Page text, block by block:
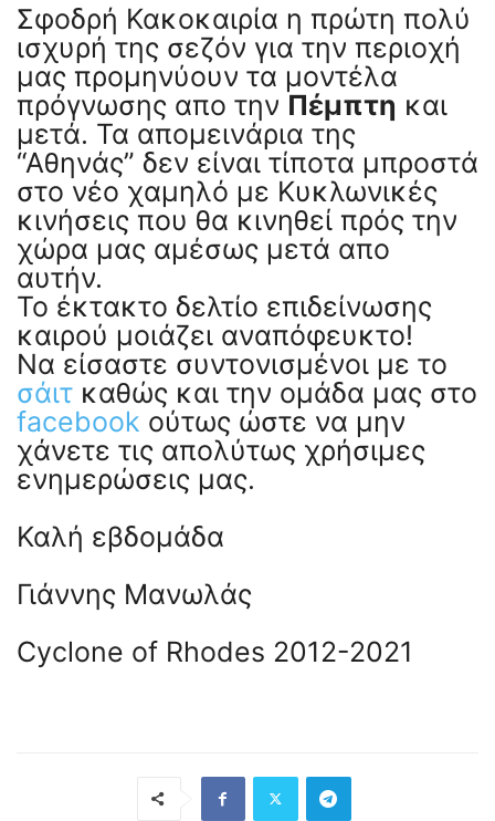
Σφοδρή Κακοκαιρία η πρώτη πολύ
ισχυρή της σεζόν για την περιοχή
μας προμηνύουν τα μοντέλα
πρόγνωσης απο την Πέμπτη και
μετά. Τα απομεινάρια της
“Αθηνάς” δεν είναι τίποτα μπροστά
στο νέο χαμηλό με Κυκλωνικές
κινήσεις που θα κινηθεί πρός την
χώρα μας αμέσως μετά απο
αυτήν.
To έκτακτο δελτίο επιδείνωσης
καιρού μοιάζει αναπόφευκτο!
Να είσαστε συντονισμένοι με το
σάιτ καθώς και την ομάδα μας στο
facebook ούτως ώστε να μην
χάνετε τις απολύτως χρήσιμες
ενημερώσεις μας.
Καλή εβδομάδα
Γιάννης Μανωλάς
Cyclone of Rhodes 2012-2021